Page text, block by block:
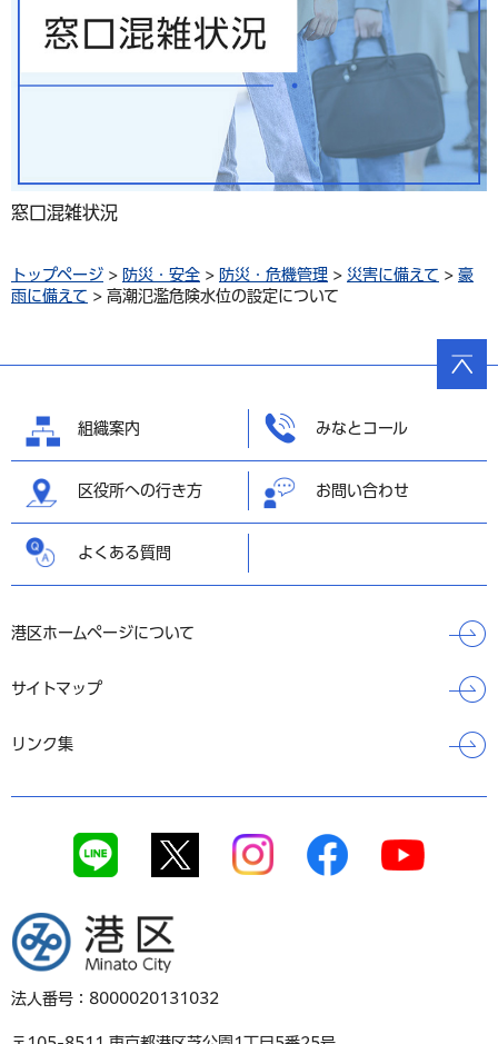
窓口混雑状況
トップページ > 防災・安全 > 防災・危機管理 > 災害に備えて > 豪
雨に備えて > 高潮氾濫危険水位の設定について
組織案内 みなとコール
区役所への行き方 お問い合わせ
よくある質問
港区ホームページについて
サイトマップ
リンク集
港区
法人番号：8000020131032
ページ
の先頭